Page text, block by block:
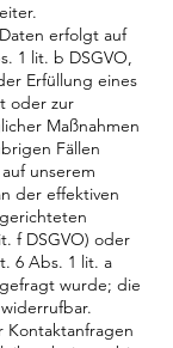
erfolgt auf
1 lit. b DSGVO,
Erfüllung eines
oder zur
Maßnahmen
Fällen
unserem
der effektiven
f DSGVO) oder
6 Abs. 1 lit. a
wurde; die
Kontaktanfragen